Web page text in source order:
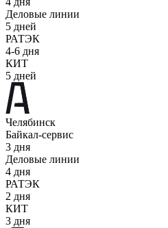
Деловые линии
5 дней
РАТЭК
4-6 дня
КИТ
5 дней
Челябинск
Байкал-сервис
3 дня
Деловые линии
4 дня
РАТЭК
2 дня
КИТ
3 дня